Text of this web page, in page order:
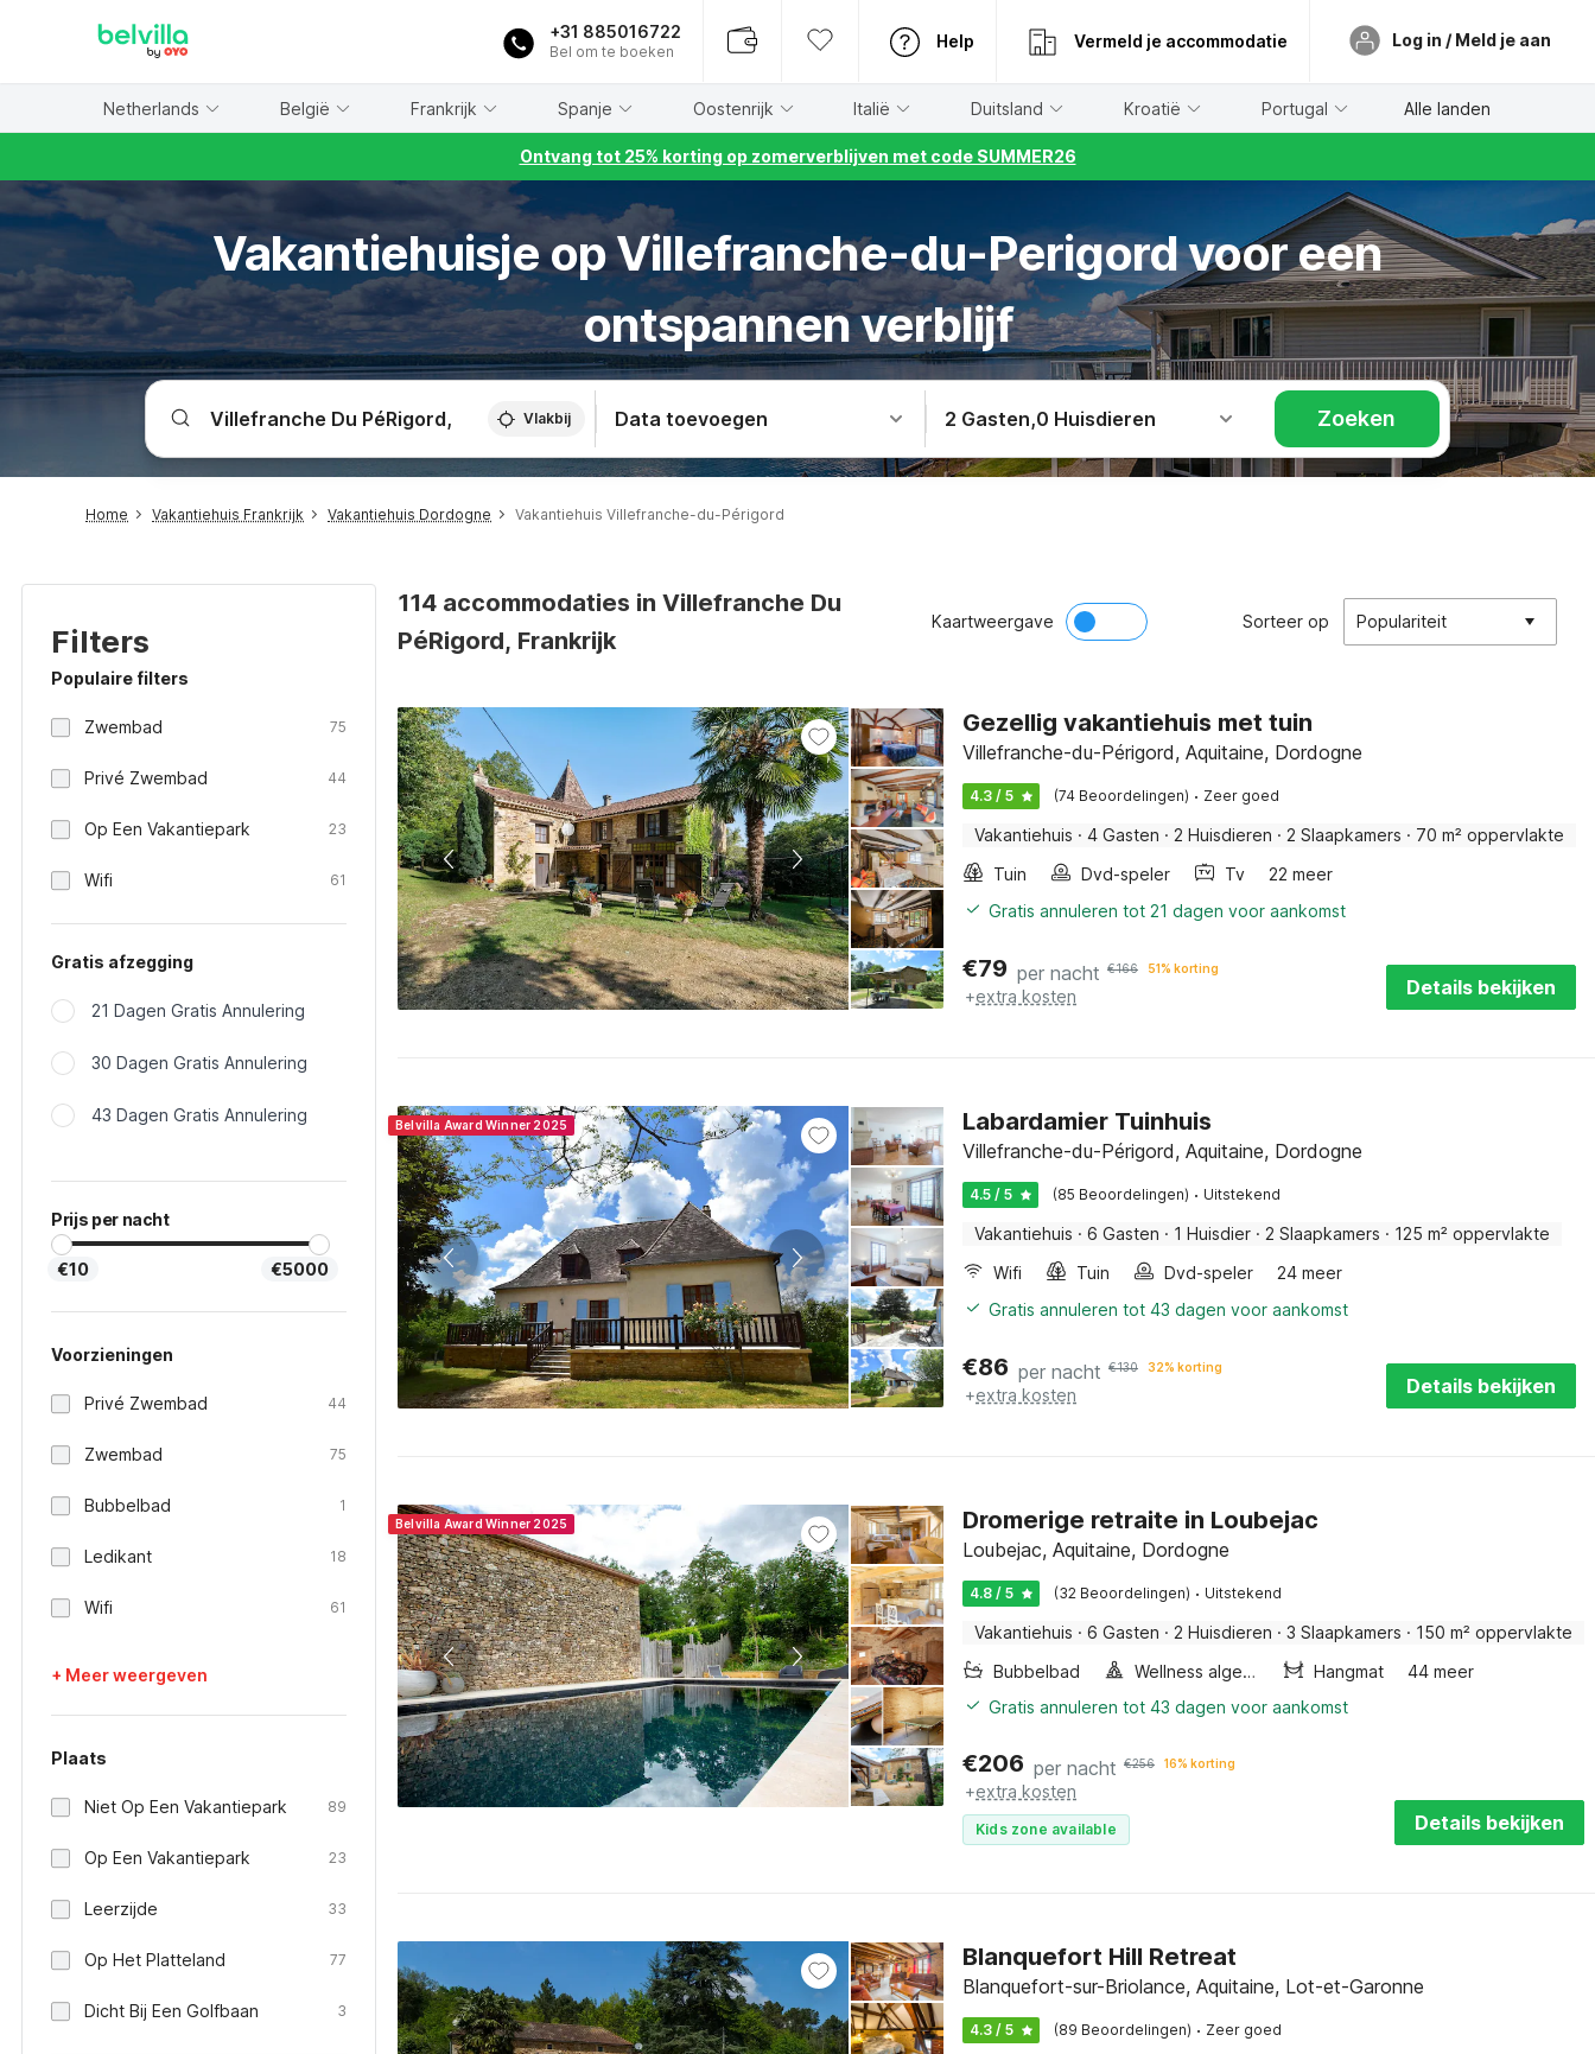
+31 885016722
Bel om te boeken
Help Vermeld je accommodatie Log in / Meld je aan
Netherlands België Frankrijk Spanje Oostenrijk Italië Duitsland Kroatië Portugal Alle landen
Ontvang tot 25% korting op zomerverblijven met code SUMMER26
Vakantiehuisje op Villefranche-du-Perigord voor een
ontspannen verblijf
Vlakbij Data toevoegen 2 Gasten,0 Huisdieren Zoeken
Home Vakantiehuis Frankrijk Vakantiehuis Dordogne Vakantiehuis Villefranche-du-Périgord
Filters
Populaire filters
Zwembad 75
Privé Zwembad 44
Op Een Vakantiepark 23
Wifi 61
Gratis afzegging
21 Dagen Gratis Annulering
30 Dagen Gratis Annulering
43 Dagen Gratis Annulering
Prijs per nacht
€10 €5000
Voorzieningen
Privé Zwembad 44
Zwembad 75
Bubbelbad 1
Ledikant 18
Wifi 61
+ Meer weergeven
Plaats
Niet Op Een Vakantiepark 89
Op Een Vakantiepark 23
Leerzijde 33
Op Het Platteland 77
Dicht Bij Een Golfbaan 3
114 accommodaties in Villefranche Du
PéRigord, Frankrijk
Kaartweergave Sorteer op Populariteit
Gezellig vakantiehuis met tuin
Villefranche-du-Périgord, Aquitaine, Dordogne
4.3 / 5 (74 Beoordelingen) · Zeer goed
Vakantiehuis · 4 Gasten · 2 Huisdieren · 2 Slaapkamers · 70 m² oppervlakte
Tuin
Dvd-speler Tv
22 meer
Gratis annuleren tot 21 dagen voor aankomst
€79 per nacht €166 51% korting
+extra kosten Details bekijken
Belvilla Award Winner 2025 Labardamier Tuinhuis
Villefranche-du-Périgord, Aquitaine, Dordogne
4.5 / 5 (85 Beoordelingen) · Uitstekend
Vakantiehuis · 6 Gasten · 1 Huisdier · 2 Slaapkamers · 125 m² oppervlakte
Wifi
Tuin Dvd-speler
24 meer
Gratis annuleren tot 43 dagen voor aankomst
€86 per nacht €130 32% korting
+extra kosten Details bekijken
Belvilla Award Winner 2025 Dromerige retraite in Loubejac
Loubejac, Aquitaine, Dordogne
4.8 / 5 (32 Beoordelingen) · Uitstekend
Vakantiehuis · 6 Gasten · 2 Huisdieren · 3 Slaapkamers · 150 m² oppervlakte
Bubbelbad
Wellness algemeen Hangmat
44 meer
Gratis annuleren tot 43 dagen voor aankomst
€206 per nacht €256 16% korting
+extra kosten
Kids zone available Details bekijken
Blanquefort Hill Retreat
Blanquefort-sur-Briolance, Aquitaine, Lot-et-Garonne
4.3 / 5 (89 Beoordelingen) · Zeer goed